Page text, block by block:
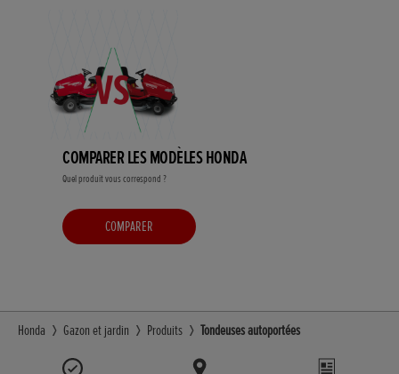
COMPARER LES MODÈLES HONDA
Quel produit vous correspond ?
COMPARER
Honda Gazon et jardin Produits Tondeuses autoportées